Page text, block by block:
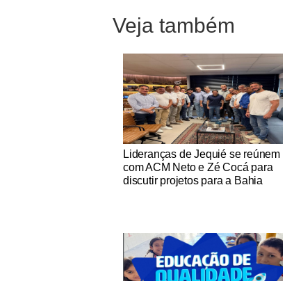
Veja também
Notícias Católicas
Lideranças de Jequié se reúnem
com ACM Neto e Zé Cocá para
discutir projetos para a Bahia